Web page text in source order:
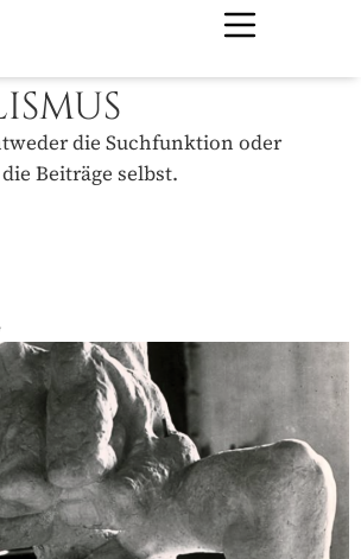
die Suchfunktion oder
Beiträge selbst.